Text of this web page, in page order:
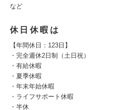
など
休日休暇は
【年間休日：123日】
・完全週休2日制（土日祝）
・有給休暇
・夏季休暇
・年末年始休暇
・ライフサポート休暇
・半休